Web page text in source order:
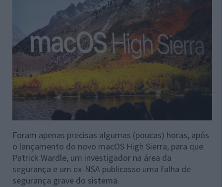
Foram apenas precisas algumas (poucas) horas, após
o lançamento do novo macOS High Sierra, para que
Patrick Wardle, um investigador na área da
segurança e um ex-NSA publicasse uma falha de
segurança grave do sistema.